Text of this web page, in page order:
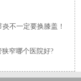
不一定要换膝盖！
窄哪个医院好?